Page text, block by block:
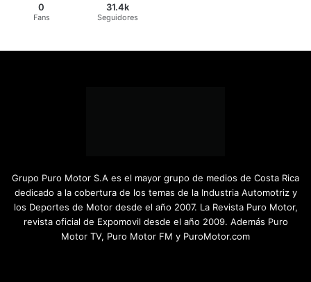
0
Fans
31.4k
Seguidores
Grupo Puro Motor S.A es el mayor grupo de medios de Costa Rica
dedicado a la cobertura de los temas de la Industria Automotriz y
los Deportes de Motor desde el año 2007. La Revista Puro Motor,
revista oficial de Expomovil desde el año 2009. Además Puro
Motor TV, Puro Motor FM y PuroMotor.com